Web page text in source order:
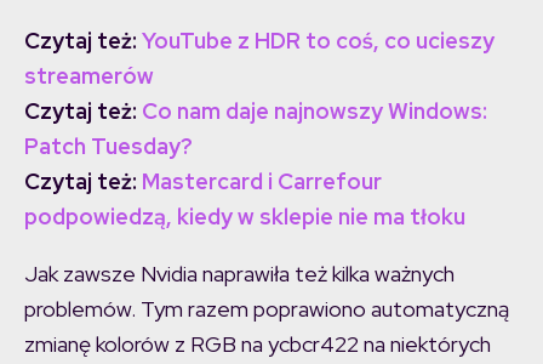
Czytaj też: YouTube z HDR to coś, co ucieszy
streamerów
Czytaj też: Co nam daje najnowszy Windows:
Patch Tuesday?
Czytaj też: Mastercard i Carrefour
podpowiedzą, kiedy w sklepie nie ma tłoku
Jak zawsze Nvidia naprawiła też kilka ważnych
problemów. Tym razem poprawiono automatyczną
zmianę kolorów z RGB na ycbcr422 na niektórych